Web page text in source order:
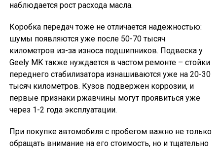
наблюдается рост расхода масла.
Коробка передач тоже не отличается надежностью:
шумы появляются уже после 50-70 тысяч
километров из-за износа подшипников. Подвеска у
Geely MK также нуждается в частом ремонте – стойки
переднего стабилизатора изнашиваются уже на 20-30
тысяч километров. Кузов подвержен коррозии, и
первые признаки ржавчины могут проявиться уже
через 1-2 года эксплуатации.
При покупке автомобиля с пробегом важно не только
обращать внимание на его стоимость, но и тщательно